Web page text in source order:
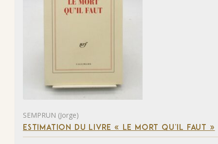
SEMPRUN (Jorge)
ESTIMATION DU LIVRE « LE MORT QU’IL FAUT »